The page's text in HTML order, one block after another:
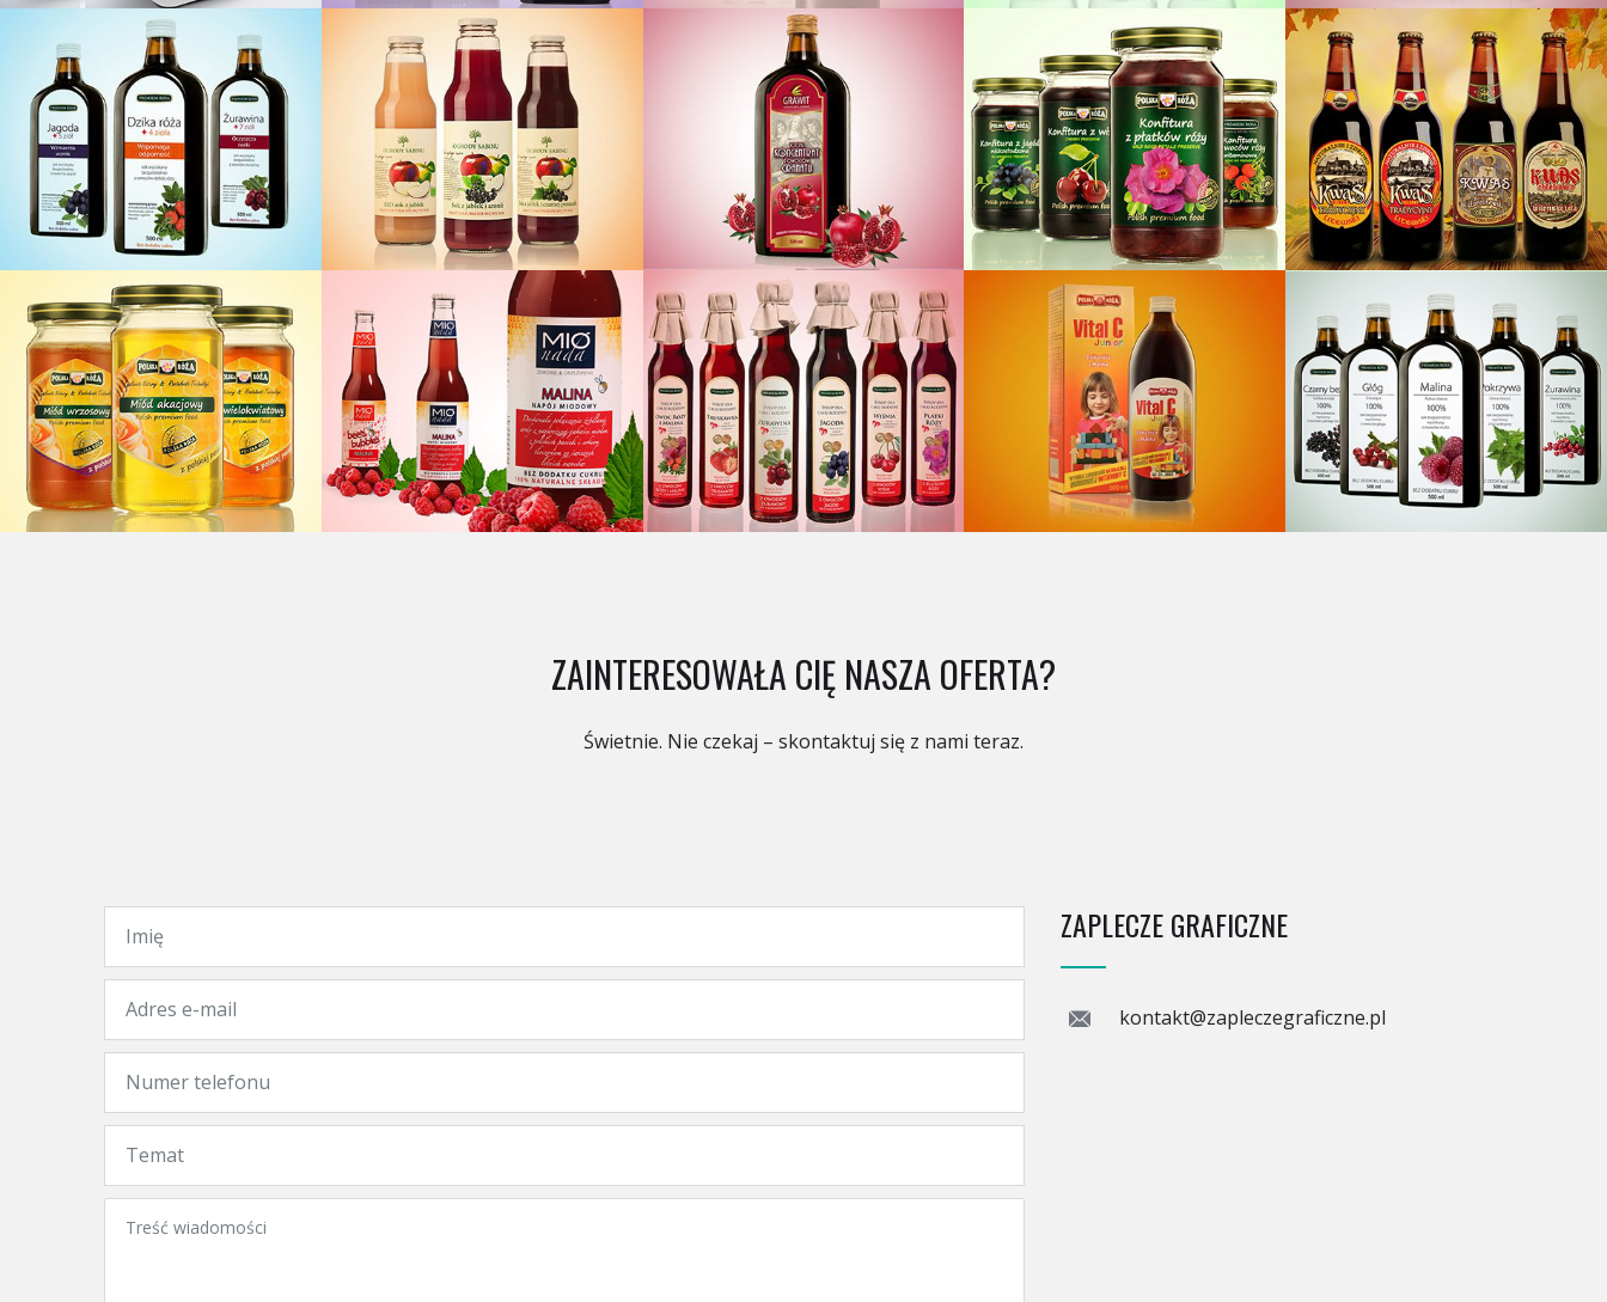
ZAINTERESOWAŁA CIĘ NASZA OFERTA?
Świetnie. Nie czekaj – skontaktuj się z nami teraz.
ZAPLECZE GRAFICZNE
kontakt@zapleczegraficzne.pl